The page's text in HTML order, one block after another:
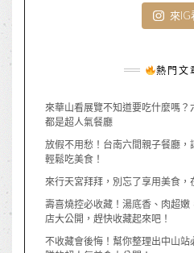
來IG
熱門文
來華山看展覽不知道要吃什麼嗎
都是超人氣餐廳
放假不用愁！台南六間親子餐廳
輕鬆吃美食！
來行天宮拜拜，別忘了享用美食，
壽喜燒控必收藏！湯底香、肉超
店大公開，趕快收藏起來吧！
不收藏會後悔！幫你整理出中山